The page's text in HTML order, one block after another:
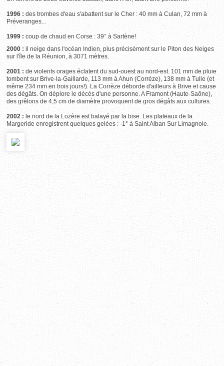
1996 : des trombes d'eau s'abattent sur le Cher : 40 mm à Culan, 72 mm à
Préveranges...
1999 : coup de chaud en Corse : 39° à Sartène!
2000 : il neige dans l'océan Indien, plus précisément sur le Piton des Neiges
sur l'île de la Réunion, à 3071 mètres.
2001 : de violents orages éclatent du sud-ouest au nord-est. 101 mm de pluie
tombent sur Brive-la-Gaillarde, 113 mm à Ahun (Corrèze), 138 mm à Tulle (et
même 234 mm en trois jours!). La Corrèze déborde d'ailleurs à Brive et cause
des dégâts. On déplore le décès d'une personne. A Framont (Haute-Saône),
des grêlons de 4,5 cm de diamètre provoquent de gros dégâts aux cultures.
2002 : le nord de la Lozère est balayé par la bise. Les plateaux de la
Margeride enregistrent quelques gelées : -1° à Saint Alban Sur Limagnole.